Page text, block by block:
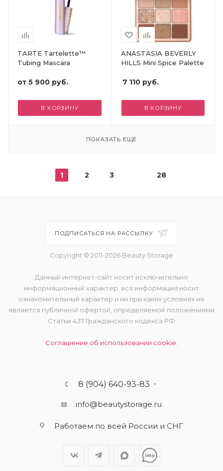
TARTE Tartelette™
Tubing Mascara
от 5 900 руб.
В КОРЗИНУ
ANASTASIA BEVERLY
HILLS Mini Spice Palette
7 110руб.
В КОРЗИНУ
ПОКАЗАТЬ ЕЩЕ
1 2 3 28
ПОДПИСАТЬСЯ НА РАССЫЛКУ
Copyright © 2011-2026 Beauty Storage
Данный интернет-сайт носит исключительно
информационный характер, вся информация носит
ознакомительный характер и ни при каких условиях не
является публичной офертой, определяемой положениями
Статьи 437 Гражданского кодекса РФ
Соглашение об использовании cookie.
8 (904) 640-93-83
info@beautystorage.ru
Работаем по всей России и СНГ